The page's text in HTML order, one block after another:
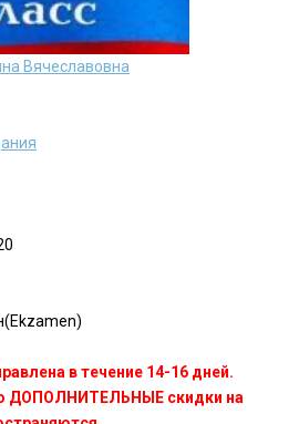
Вячеславовна
в течение 14-16 дней.
ДОПОЛНИТЕЛЬНЫЕ скидки на